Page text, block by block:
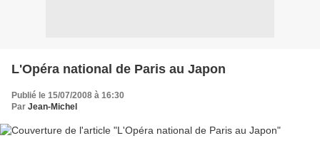
L'Opéra national de Paris au Japon
Publié le 15/07/2008 à 16:30
Par Jean-Michel